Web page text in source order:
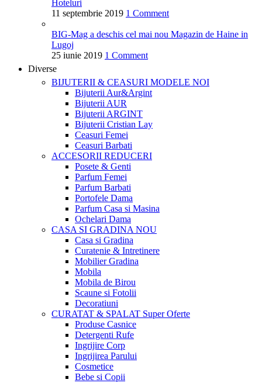
Hoteluri
11 septembrie 2019 1 Comment
BIG-Mag a deschis cel mai nou Magazin de Haine in
Lugoj
25 iunie 2019 1 Comment
Diverse
BIJUTERII & CEASURI MODELE NOI
Bijuterii Aur&Argint
Bijuterii AUR
Bijuterii ARGINT
Bijuterii Cristian Lay
Ceasuri Femei
Ceasuri Barbati
ACCESORII REDUCERI
Posete & Genti
Parfum Femei
Parfum Barbati
Portofele Dama
Parfum Casa si Masina
Ochelari Dama
CASA SI GRADINANOU
Casa si Gradina
Curatenie & Intretinere
Mobilier Gradina
Mobila
Mobila de Birou
Scaune si Fotolii
Decoratiuni
CURATAT & SPALAT Super Oferte
Produse Casnice
Detergenti Rufe
Ingrijire Corp
Ingrijirea Parului
Cosmetice
Bebe si Copii